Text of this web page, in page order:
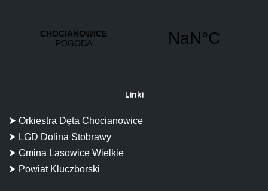
Linki
⮞ Orkiestra Dęta Chocianowice
⮞ LGD Dolina Stobrawy
⮞ Gmina Lasowice Wielkie
⮞ Powiat Kluczborski